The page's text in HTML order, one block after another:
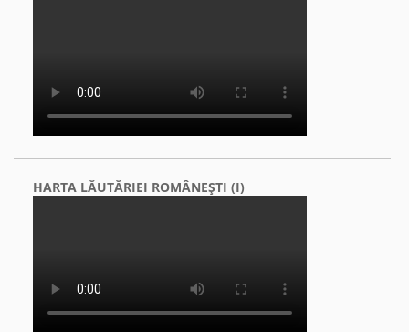
HARTA LĂUTĂRIEI ROMÂNEŞTI (I)